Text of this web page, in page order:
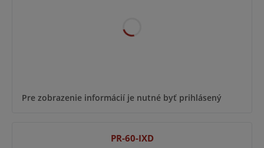
Pre zobrazenie informácií je nutné byť prihlásený
PR-60-IXD